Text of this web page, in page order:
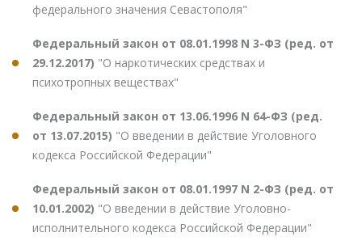
федерального значения Севастополя"
Федеральный закон от 08.01.1998 N 3-ФЗ (ред. от
29.12.2017) "О наркотических средствах и
психотропных веществах"
Федеральный закон от 13.06.1996 N 64-ФЗ (ред.
от 13.07.2015) "О введении в действие Уголовного
кодекса Российской Федерации"
Федеральный закон от 08.01.1997 N 2-ФЗ (ред. от
10.01.2002) "О введении в действие Уголовно-
исполнительного кодекса Российской Федерации"